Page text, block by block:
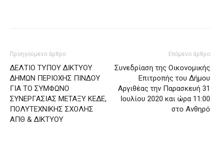
Προηγούμενο άρθρο
ΔΕΛΤΙΟ ΤΥΠΟΥ ΔΙΚΤΥΟΥ
ΔΗΜΩΝ ΠΕΡΙΟΧΗΣ ΠΙΝΔΟΥ
ΓΙΑ ΤΟ ΣΥΜΦΩΝΟ
ΣΥΝΕΡΓΑΣΙΑΣ ΜΕΤΑΞΥ ΚΕΔΕ,
ΠΟΛΥΤΕΧΝΙΚΗΣ ΣΧΟΛΗΣ
ΑΠΘ & ΔΙΚΤΥΟΥ
Επόμενο άρθρο
Συνεδρίαση της Οικονομικής
Επιτροπής του Δήμου
Αργιθέας την Παρασκευή 31
Ιουλίου 2020 και ώρα 11:00
στο Ανθηρό